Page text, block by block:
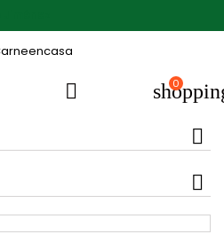
 0